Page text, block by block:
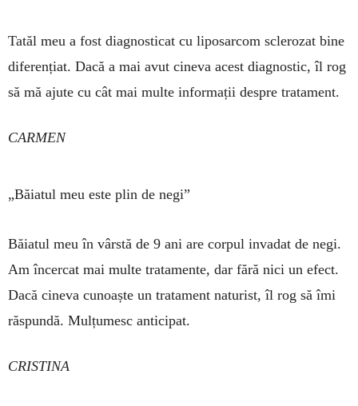
Tatăl meu a fost diagnosticat cu liposarcom sclero­zat bine
diferențiat. Dacă a mai avut cineva acest diag­nos­tic, îl rog
să mă ajute cu cât mai multe informații despre tratament.
CARMEN
„Băiatul meu este plin de negi”
Băiatul meu în vârstă de 9 ani are corpul invadat de negi.
Am încercat mai multe tratamente, dar fără nici un efect.
Dacă cineva cunoaște un trata­ment naturist, îl rog să îmi
răspundă. Mulțumesc anticipat.
CRISTINA